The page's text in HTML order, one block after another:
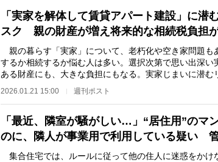
「実家を解体して賃貸アパート建設」に潜
スク 親の財産が増え将来的な相続税負担
親の暮らす「実家」について、老朽化や空き家問題も
するか相続するか悩む人は多い。選択次第で思い出深い
ある財産にも、大きな負担にもなる。実家じまいに潜む
いて、専門家に聞い…
2026.01.21 15:00 週刊ポスト
「最近、隣室が騒がしい…」“居住用”のマ
のに、隣人が事業用で利用している疑い
集合住宅では、ルールに従って他の住人に迷惑をかけ